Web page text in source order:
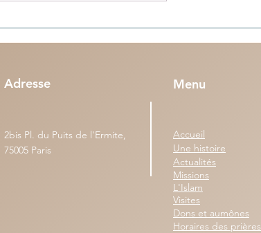
Adresse Menu
2bis Pl. du Puits de l'Ermite,
75005 Paris
Accueil
Une histoire
Actualités
Missions
L'Islam
Visites
Dons et aumônes
Horaires des prières